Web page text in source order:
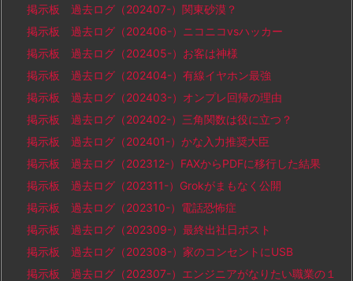
掲示板 過去ログ（202407-）関東砂漠？
掲示板 過去ログ（202406-）ニコニコvsハッカー
掲示板 過去ログ（202405-）お客は神様
掲示板 過去ログ（202404-）有線イヤホン最強
掲示板 過去ログ（202403-）オンプレ回帰の理由
掲示板 過去ログ（202402-）三角関数は役に立つ？
掲示板 過去ログ（202401-）かな入力推奨大臣
掲示板 過去ログ（202312-）FAXからPDFに移行した結果
掲示板 過去ログ（202311-）Grokがまもなく公開
掲示板 過去ログ（202310-）電話恐怖症
掲示板 過去ログ（202309-）最終出社日ポスト
掲示板 過去ログ（202308-）家のコンセントにUSB
掲示板 過去ログ（202307-）エンジニアがなりたい職業の１